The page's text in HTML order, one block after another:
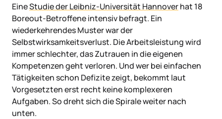
EineStudie der Leibniz-Universität Hannoverhat 18
Boreout-Betroffene intensiv befragt. Ein
wiederkehrendes Muster war der
Selbstwirksamkeitsverlust. Die Arbeitsleistung wird
immer schlechter, das Zutrauen in die eigenen
Kompetenzen geht verloren. Und wer bei einfachen
Tätigkeiten schon Defizite zeigt, bekommt laut
Vorgesetzten erst recht keine komplexeren
Aufgaben. So dreht sich die Spirale weiter nach
unten.